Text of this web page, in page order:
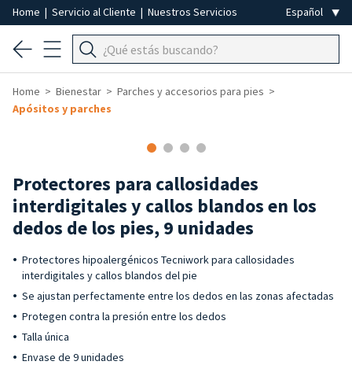
Home | Servicio al Cliente | Nuestros Servicios
Home Bienestar
Parches y accesorios para pies
Apósitos y parches
Protectores para callosidades
interdigitales y callos blandos en los
dedos de los pies, 9 unidades
Protectores hipoalergénicos Tecniwork para callosidades
interdigitales y callos blandos del pie
Se ajustan perfectamente entre los dedos en las zonas afectadas
Protegen contra la presión entre los dedos
Talla única
Envase de 9 unidades